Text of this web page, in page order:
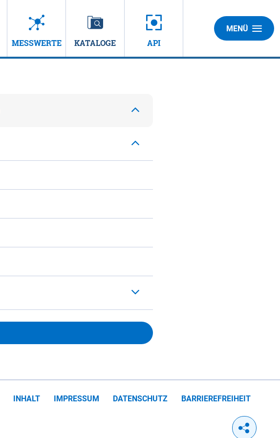
MESSWERTE KATALOGE API
MENÜ
INHALT IMPRESSUM DATENSCHUTZ BARRIEREFREIHEIT